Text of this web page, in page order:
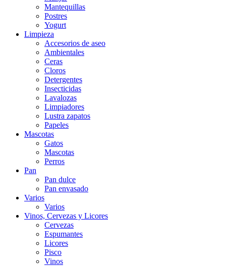
Mantequillas
Postres
Yogurt
Limpieza
Accesorios de aseo
Ambientales
Ceras
Cloros
Detergentes
Insecticidas
Lavalozas
Limpiadores
Lustra zapatos
Papeles
Mascotas
Gatos
Mascotas
Perros
Pan
Pan dulce
Pan envasado
Varios
Varios
Vinos, Cervezas y Licores
Cervezas
Espumantes
Licores
Pisco
Vinos